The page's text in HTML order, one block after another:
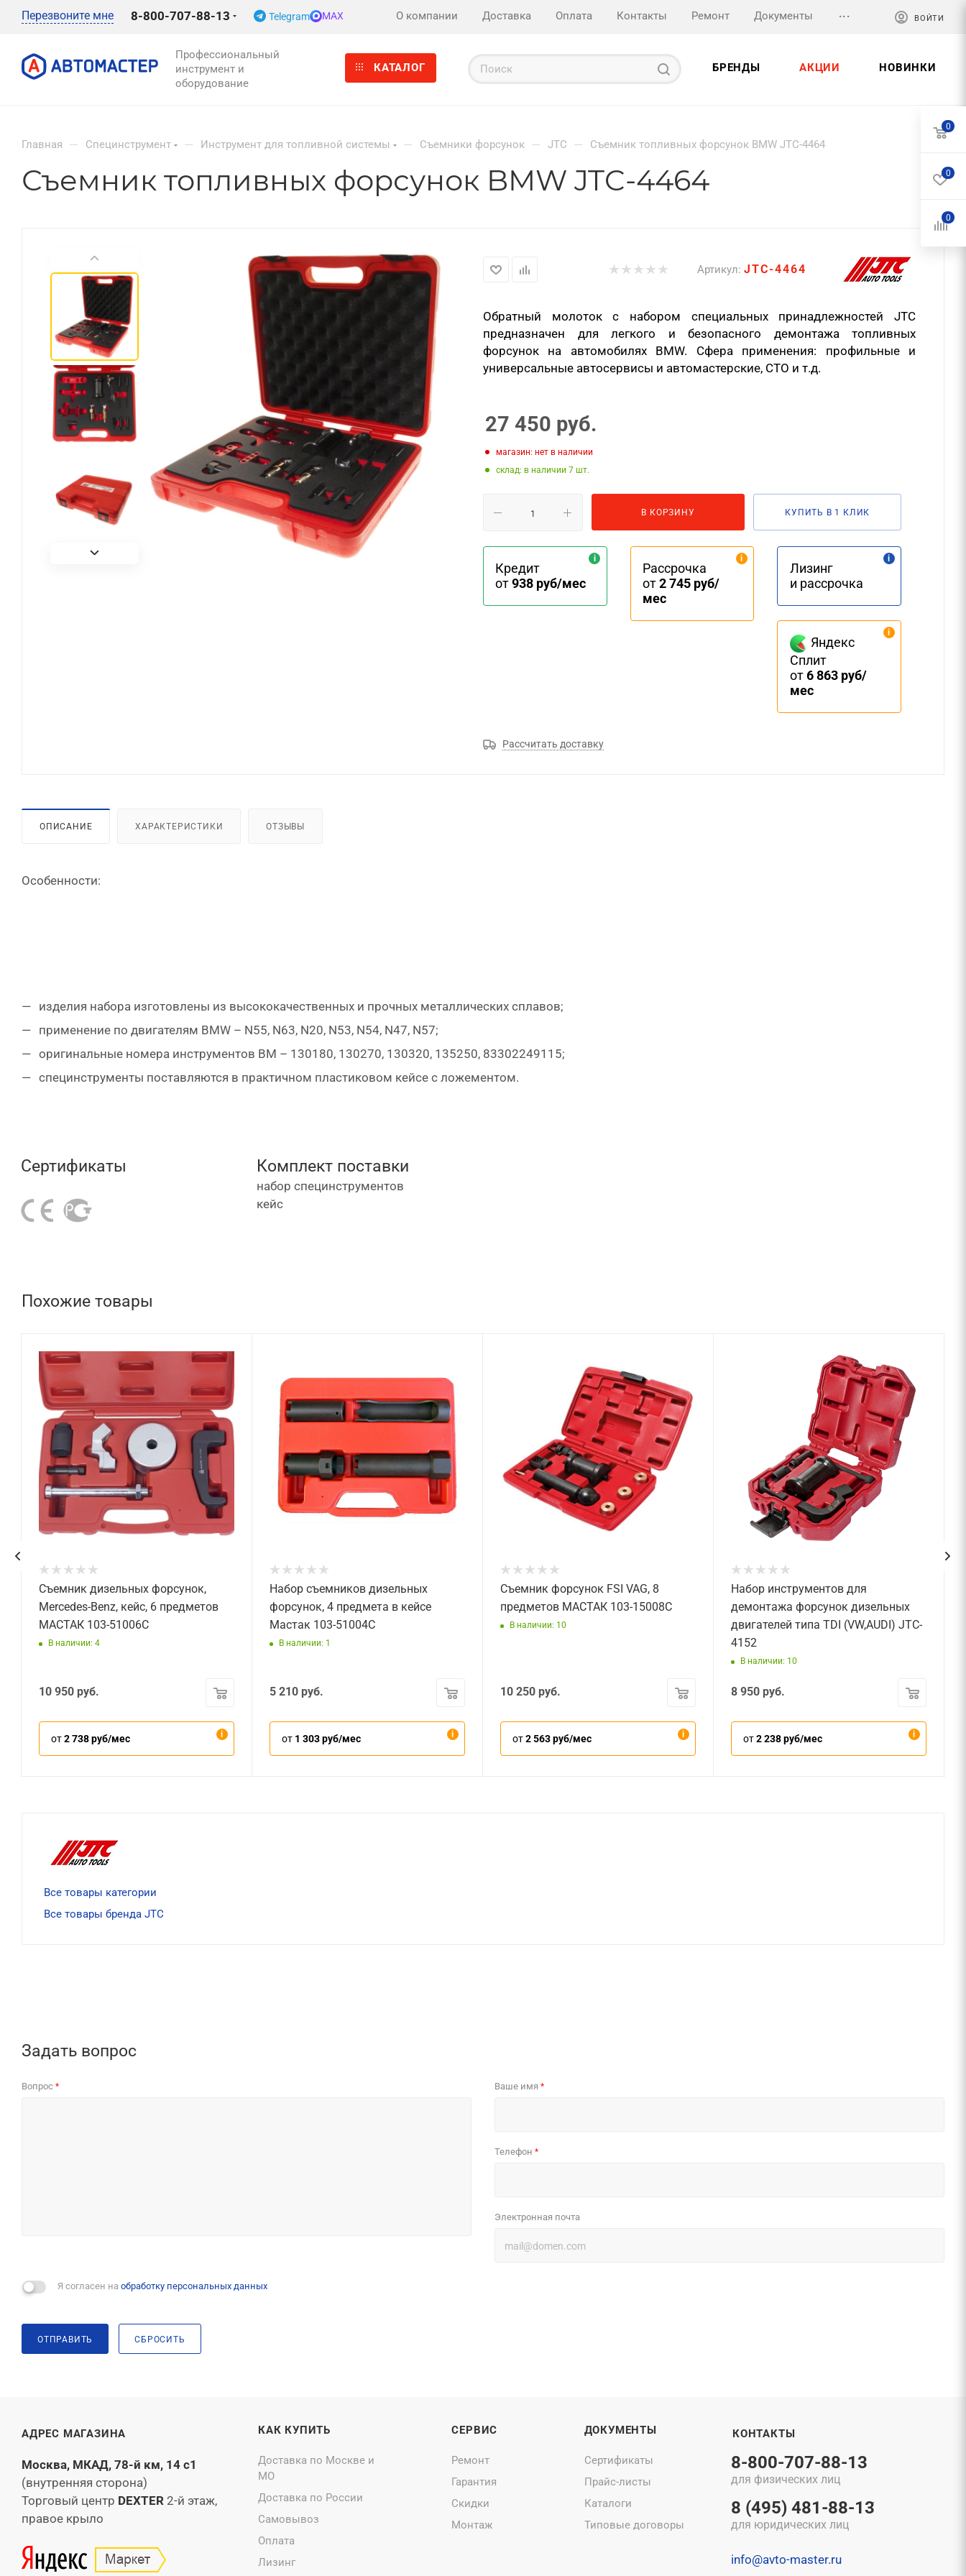
Перезвоните мне 8-800-707-88-13 Telegram MAX О компании Доставка Оплата Контакты Ремонт Документы ... ВОЙТИ
Профессиональный
инструмент и
оборудование
КАТАЛОГ БРЕНДЫ АКЦИИ НОВИНКИ
Главная — Специнструмент — Инструмент для топливной системы — Съемники форсунок — JTC — Съемник топливных форсунок BMW JTC-4464
Съемник топливных форсунок BMW JTC-4464
Артикул: JTC-4464
Обратный молоток с набором специальных принадлежностей JTC
предназначен для легкого и безопасного демонтажа топливных
форсунок на автомобилях BMW. Сфера применения: профильные и
универсальные автосервисы и автомастерские, СТО и т.д.
27 450 руб.
Магазин: нет в наличии
Склад: в наличии 7
В КОРЗИНУ КУПИТЬ В 1 КЛИК
Кредит
от938 руб/мес
Рассрочка
от2 745 руб/
мес
Лизинг
и рассрочка
Яндекс
Сплит
от6 863 руб/
мес
Рассчитать доставку
ОПИСАНИЕ ХАРАКТЕРИСТИКИ ОТЗЫВЫ
Особенности:
изделия набора изготовлены из высококачественных и прочных металлических сплавов;
применение по двигателям BMW – N55, N63, N20, N53, N54, N47, N57;
оригинальные номера инструментов BM – 130180, 130270, 130320, 135250, 83302249115;
специнструменты поставляются в практичном пластиковом кейсе с ложементом.
Сертификаты Комплект поставки
набор специнструментов
кейс
Похожие товары
Съемник дизельных форсунок,
Mercedes-Benz, кейс, 6 предметов
МАСТАК 103-51006C
В наличии: 4
10 950 руб.
от2 738 руб/мес
Набор съемников дизельных
форсунок, 4 предмета в кейсе
Мастак 103-51004C
В наличии: 1
5 210 руб.
от 1 303 руб/мес
Съемник форсунок FSI VAG, 8
предметов МАСТАК 103-15008C
В наличии: 10
10 250 руб.
от2 563 руб/мес
Набор инструментов для
демонтажа форсунок дизельных
двигателей типа TDI (VW,AUDI) JTC-
4152
В наличии: 10
8 950 руб.
от2 238 руб/мес
Все товары категории
Все товары бренда JTC
Задать вопрос
Вопрос * Ваше имя *
Телефон *
Электронная почта
Я согласен на обработку персональных данных
ОТПРАВИТЬ СБРОСИТЬ
АДРЕС МАГАЗИНА
Москва, МКАД, 78-й км, 14 с1
(внутренняя сторона)
Торговый центр DEXTER 2-й этаж,
правое крыло
КАК КУПИТЬ
Доставка по Москве и
МО
Доставка по России
Самовывоз
Оплата
Лизинг
СЕРВИС
Ремонт
Гарантия
Скидки
Монтаж
ДОКУМЕНТЫ
Сертификаты
Прайс-листы
Каталоги
Типовые договоры
КОНТАКТЫ
8-800-707-88-13
для физических лиц
8 (495) 481-88-13
для юридических лиц
info@avto-master.ru
0
0
0